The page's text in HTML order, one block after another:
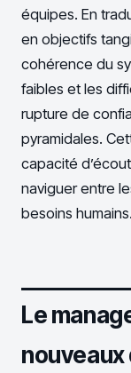
équipes. En
en objectifs
cohérence du
faibles et les
rupture de
pyramidales.
capacité
naviguer entre
besoins humains.
Le